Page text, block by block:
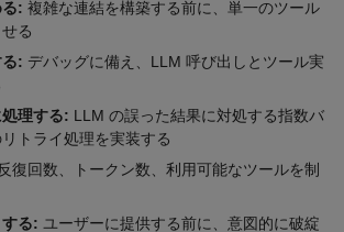
: 複雑な連結を構築する前に、単一のツール
る
: デバッグに備え、LLM 呼び出しとツール実
理する: LLM の誤った結果に対処する指数バ
トライ処理を実装する
復回数、トークン数、利用可能なツールを制
る: ユーザーに提供する前に、意図的に破綻